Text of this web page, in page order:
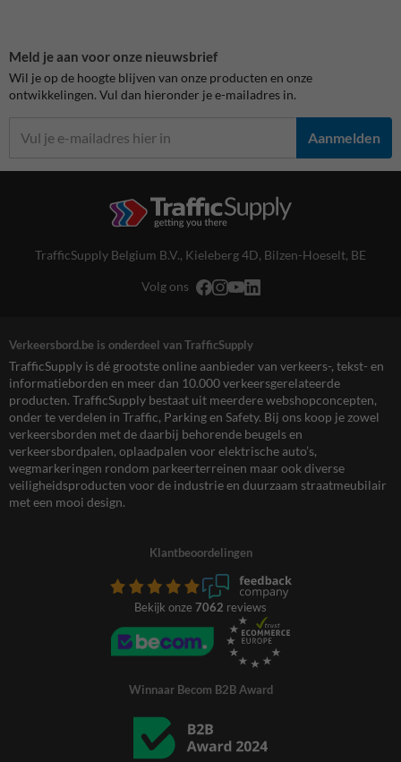
Meld je aan voor onze nieuwsbrief
Wil je op de hoogte blijven van onze producten en onze
ontwikkelingen. Vul dan hieronder je e-mailadres in.
Aanmelden
TrafficSupply Belgium B.V., Kieleberg 4D, Bilzen-Hoeselt, BE
Volg ons
Verkeersbord.be is onderdeel van TrafficSupply
TrafficSupply is dé grootste online aanbieder van verkeers-, tekst- en
informatieborden en meer dan 10.000 verkeersgerelateerde
producten. TrafficSupply bestaat uit meerdere webshopconcepten,
onder te verdelen in Traffic, Parking en Safety. Bij ons koop je zowel
verkeersborden met de daarbij behorende beugels en
verkeersbordpalen, oplaadpalen voor elektrische auto’s,
wegmarkeringen rondom parkeerterreinen maar ook diverse
veiligheidsproducten voor de industrie en duurzaam straatmeubilair
met een mooi design.
Klantbeoordelingen
Bekijk onze 7062 reviews
Winnaar Becom B2B Award